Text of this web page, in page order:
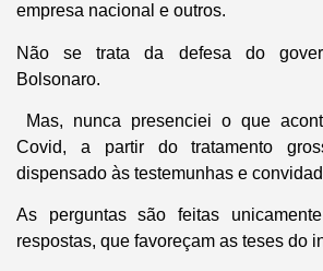
empresa nacional e outros.
Não se trata da defesa do
Bolsonaro.
Mas, nunca presenciei o que
Covid, a partir do tratamento
dispensado às testemunhas e
As perguntas são feitas
respostas, que favoreçam as teses do